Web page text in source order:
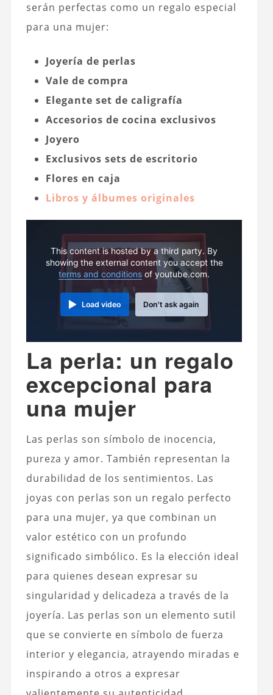
serán perfectas como un regalo especial
para una mujer:
Joyería de perlas
Vale de compra
Elegante set de caligrafía
Accesorios de cocina exclusivos
Joyero
Exclusivos sets de escritorio
Flores en caja
Libros y álbumes originales
This content is hosted by a third party. By
showing the external content you accept the
terms and conditions of youtube.com.
Load video Don't ask again
La perla: un regalo
excepcional para
una mujer
Las perlas son símbolo de inocencia,
pureza y amor. También representan la
durabilidad de los sentimientos. Las
joyas con perlas son un regalo perfecto
para una mujer, ya que combinan un
valor estético con un profundo
significado simbólico. Es la elección ideal
para quienes desean expresar su
singularidad y delicadeza a través de la
joyería. Las perlas son un elemento sutil
que se convierte en símbolo de fuerza
interior y elegancia, atrayendo miradas e
inspirando a otros a expresar